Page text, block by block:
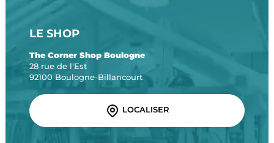
LE SHOP
The Corner Shop Boulogne
28 rue de l'Est
92100 Boulogne-Billancourt
LOCALISER